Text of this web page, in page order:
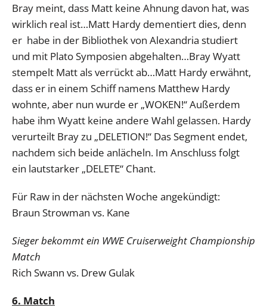
Bray meint, dass Matt keine Ahnung davon hat, was
wirklich real ist…Matt Hardy dementiert dies, denn
er habe in der Bibliothek von Alexandria studiert
und mit Plato Symposien abgehalten…Bray Wyatt
stempelt Matt als verrückt ab…Matt Hardy erwähnt,
dass er in einem Schiff namens Matthew Hardy
wohnte, aber nun wurde er „WOKEN!“ Außerdem
habe ihm Wyatt keine andere Wahl gelassen. Hardy
verurteilt Bray zu „DELETION!“ Das Segment endet,
nachdem sich beide anlächeln. Im Anschluss folgt
ein lautstarker „DELETE“ Chant.
Für Raw in der nächsten Woche angekündigt:
Braun Strowman vs. Kane
Sieger bekommt ein WWE Cruiserweight Championship
Match
Rich Swann vs. Drew Gulak
6. Match